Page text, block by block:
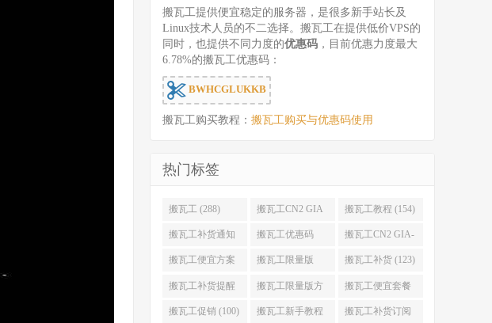
搬瓦工提供便宜稳定的服务器，是很多新手站长及
Linux技术人员的不二选择。搬瓦工在提供低价VPS的
同时，也提供不同力度的优惠码 ，目前优惠力度最大
6.78%的搬瓦工优惠码：
BWHCGLUKKB
搬瓦工购买教程： 搬瓦工购买与优惠码使用
热门标签
搬瓦工 (288) 搬瓦工CN2 GIA
(176)
搬瓦工教程 (154)
搬瓦工补货通知
(132)
搬瓦工优惠码
(131)
搬瓦工CN2 GIA-
E (130)
搬瓦工便宜方案
(128)
搬瓦工限量版
(126)
搬瓦工补货 (123)
搬瓦工补货提醒
(106)
搬瓦工限量版方
案 (106)
搬瓦工便宜套餐
(103)
搬瓦工促销 (100) 搬瓦工新手教程 搬瓦工补货订阅